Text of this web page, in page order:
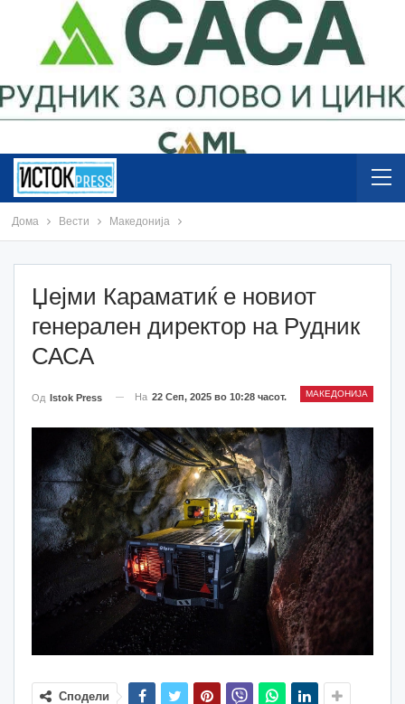
Дома Вести Македонија
Џејми Караматиќ е новиот
генерален директор на Рудник
САСА
МАКЕДОНИЈА
Од Istok Press На 22 Сеп, 2025 во 10:28 часот.
Сподели